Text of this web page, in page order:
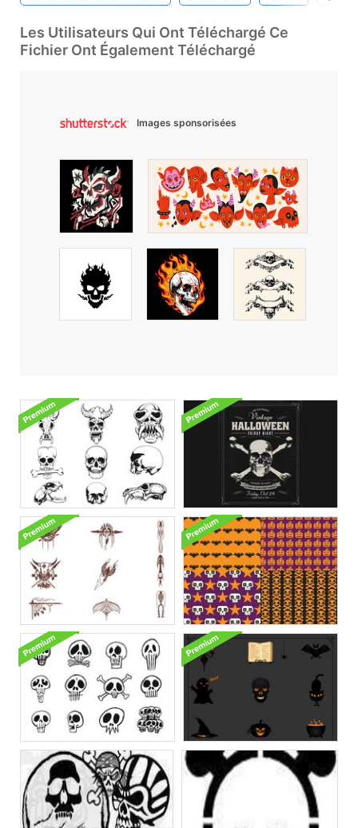
Les Utilisateurs Qui Ont Téléchargé Ce
Fichier Ont Également Téléchargé
Images sponsorisées